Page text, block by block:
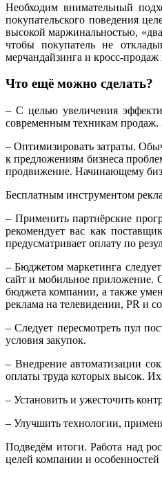
Необходим внимательный
покупательского поведения
высокой маржинальностью,
чтобы покупатель не
мерчандайзинга и кросс-
Что ещё можно сделать?
– С целью увеличения
современным техникам продаж.
– Оптимизировать затраты.
к предложениям бизнеса
продвижение. Начинающему
Бесплатным инструментом
– Применить партнёрские
рекомендует вас как
предусматривает оплату по
– Бюджетом маркетинга
сайт и мобильное приложение.
бюджета компании, а также
реклама на телевидении, PR и
– Следует пересмотреть пул
условия закупок.
– Внедрение автоматизации
оплаты труда которых высок.
– Установить и ужесточить
– Улучшить технологии,
Подведём итоги. Работа над
целей компании и